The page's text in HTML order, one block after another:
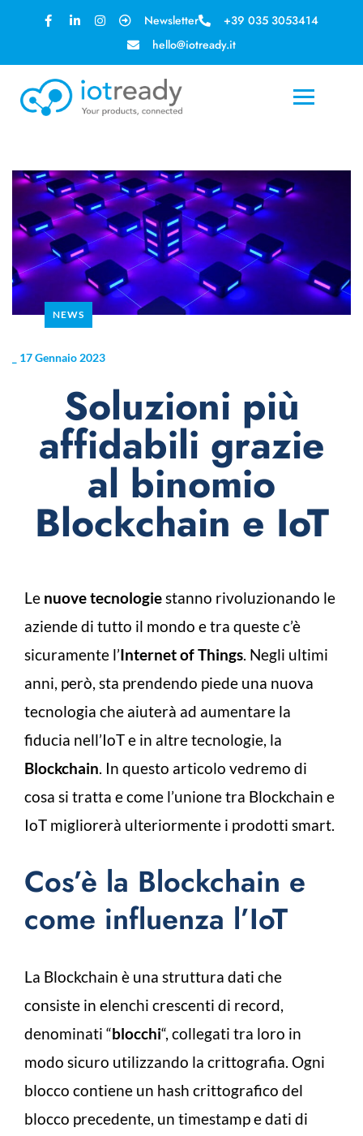
Newsletter
+39 035 3053414
hello@iotready.it
NEWS
17 Gennaio 2023
Soluzioni più
affidabili grazie
al binomio
Blockchain e IoT
Le nuove tecnologiestanno rivoluzionando le
aziende di tutto il mondo e tra queste c’è
sicuramente l’Internet of Things. Negli ultimi
anni, però, sta prendendo piede una nuova
tecnologia che aiuterà ad aumentare la
fiducia nell’IoT e in altre tecnologie, la
Blockchain. In questo articolo vedremo di
cosa si tratta e come l’unione tra Blockchain e
IoT migliorerà ulteriormente i prodotti smart.
Cos’è la Blockchain e
come influenza l’IoT
La Blockchain è una struttura dati che
consiste in elenchi crescenti di record,
denominati “blocchi“, collegati tra loro in
modo sicuro utilizzando la crittografia. Ogni
blocco contiene un hash crittografico del
blocco precedente, un timestamp e dati di